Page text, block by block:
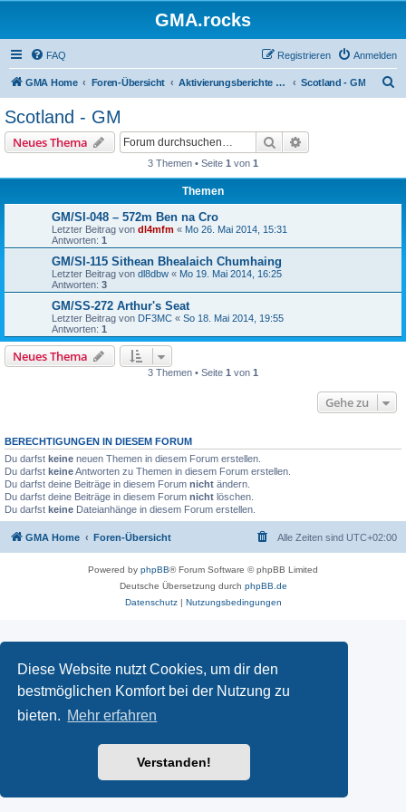
Diese Website nutzt Cookies, um dir den
bestmöglichen Komfort bei der Nutzung zu
bieten. Mehr erfahren
Verstanden!
GMA.rocks
FAQ Anmelden
Registrieren
GMA Home Foren-Übersicht Aktivierungsberichte / Activity Reports Scotland - GM
Scotland - GM
Neues Thema Suche
3 Themen • Seite 1 von 1
Themen
GM/SI-048 – 572m Ben na Cro
Letzter Beitrag von dl4mfm « Mo 26. Mai 2014, 15:31
Antworten: 1
GM/SI-115 Sithean Bhealaich Chumhaing
Letzter Beitrag von dl8dbw « Mo 19. Mai 2014, 16:25
Antworten: 3
GM/SS-272 Arthur's Seat
Letzter Beitrag von DF3MC « So 18. Mai 2014, 19:55
Antworten: 1
Neues Thema
3 Themen • Seite 1 von 1
Gehe zu
BERECHTIGUNGEN IN DIESEM FORUM
Du darfst keine neuen Themen in diesem Forum erstellen.
Du darfst keineAntworten zu Themen in diesem Forum erstellen.
Du darfst deine Beiträge in diesem Forum nicht ändern.
Du darfst deine Beiträge in diesem Forum nicht löschen.
Du darfst keine Dateianhänge in diesem Forum erstellen.
GMA Home Foren-Übersicht Alle Zeiten sind UTC+02:00
Powered by phpBB® Forum Software © phpBB Limited
Deutsche Übersetzung durch phpBB.de
Datenschutz| Nutzungsbedingungen